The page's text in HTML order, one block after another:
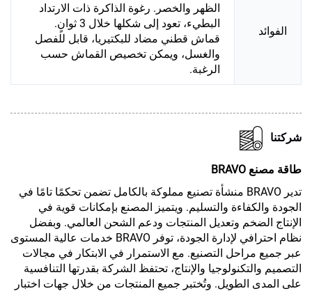
الفوائد
الظهر والخصر. رغوة الذاكرة ذات الارتداد
البطيء، تعود إلى شكلها خلال 3 ثوانٍ.
قماش قطني مضاد للبكتيريا، قابل للفصل
والغسل، ويمكن تخصيص القماش حسب
الرغبة.
شركتنا
طاقة مصنع BRAVO
تدير BRAVO منشأة تصنيع مملوكة بالكامل تضمن تحكمًا تامًا في
الجودة والكفاءة والتسليم. ويتميز المصنع بإمكانات قوية في
الإنتاج الضخم وتعديل المنتجات ودعم الشحن العالمي. وبفضل
نظام احترافي لإدارة الجودة، توفر BRAVO خدمات عالية المستوى
عبر جميع مراحل التصنيع. مع الاستمرار في الابتكار في مجالات
التصميم والتكنولوجيا والإنتاج، تحتفظ الشركة بقدرتها التنافسية
على المدى الطويل. وتُختبر جميع المنتجات من خلال جهات اختبار